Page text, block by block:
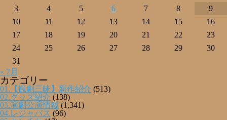
3
4 5 6 7 8
9
10
11 12 13 14 15
16
17
18 19 20 21 22
23
24
25 26 27 28 29
30
31
« 7月
カテゴリー
01.【観劇三昧】新作紹介 (513)
02.グッズ紹介 (138)
03.演劇公演情報 (1,341)
04.レジャパス (96)